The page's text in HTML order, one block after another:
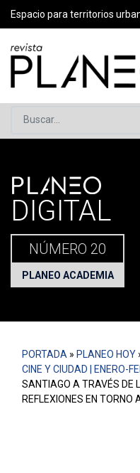
Espacio para territorios
Buscar...
Portada» Planeo Hoy
PLANEO
DIGITAL
NÚMERO 20
PLANEO ACADEMIA
PORTADA » PLANEO HOY
CINE Y CIUDAD | ENERO-
SANTIAGO A TRAVÉS DE
REFLEXIONES EN TORNO